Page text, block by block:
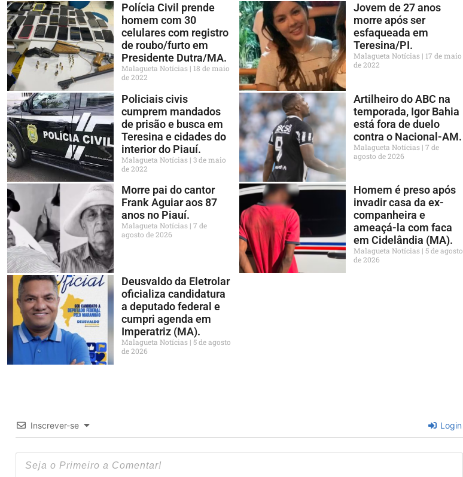
Polícia Civil prende
homem com 30
celulares com registro
de roubo/furto em
Presidente Dutra/MA.
Malagueta Notícias
18 de maio
de 2022
Jovem de 27 anos
morre após ser
esfaqueada em
Teresina/PI.
Malagueta Notícias
17 de maio
de 2022
Policiais civis
cumprem mandados
de prisão e busca em
Teresina e cidades do
interior do Piauí.
Malagueta Notícias 3 de maio
de 2022
Artilheiro do ABC na
temporada, Igor Bahia
está fora de duelo
contra o Nacional-AM.
Malagueta Notícias 7 de
agosto de 2026
Morre pai do cantor
Frank Aguiar aos 87
anos no Piauí.
Malagueta Notícias 7 de
agosto de 2026
Homem é preso após
invadir casa da ex-
companheira e
ameaçá-la com faca
em Cidelândia (MA).
Malagueta Notícias 5 de agosto
de 2026
Deusvaldo da Eletrolar
oficializa candidatura
a deputado federal e
cumpri agenda em
Imperatriz (MA).
Malagueta Notícias 5 de agosto
de 2026
Inscrever-se Login